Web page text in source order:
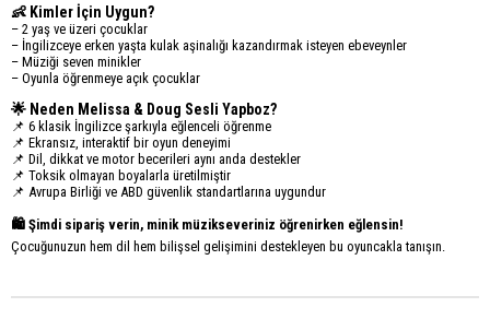
👶 Kimler İçin Uygun?
– 2 yaş ve üzeri çocuklar
– İngilizceye erken yaşta kulak aşinalığı kazandırmak isteyen ebeveynler
– Müziği seven minikler
– Oyunla öğrenmeye açık çocuklar
🌟 Neden Melissa & Doug Sesli Yapboz?
📌 6 klasik İngilizce şarkıyla eğlenceli öğrenme
📌 Ekransız, interaktif bir oyun deneyimi
📌 Dil, dikkat ve motor becerileri aynı anda destekler
📌 Toksik olmayan boyalarla üretilmiştir
📌 Avrupa Birliği ve ABD güvenlik standartlarına uygundur
🛍️ Şimdi sipariş verin, minik müzikseveriniz öğrenirken eğlensin!
Çocuğunuzun hem dil hem bilişsel gelişimini destekleyen bu oyuncakla tanışın.